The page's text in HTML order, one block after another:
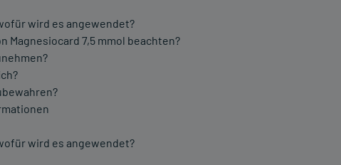
wird es angewendet?
Magnesiocard 7,5 mmol beachten?
wird es angewendet?